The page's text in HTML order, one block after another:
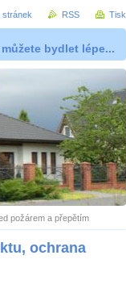
bydlet lépe...
požárem a přepětím
ochrana
stránek RSS Tisk